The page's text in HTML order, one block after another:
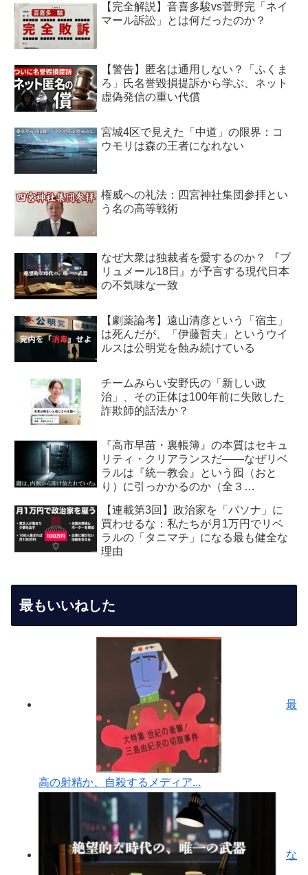
【完全解説】音喜多駿vs菅野完「ネイ
マール訴訟」とは何だったのか？
【警告】匿名は通用しない？「ふくま
ろ」氏名誉毀損提訴から学ぶ、ネット
虚偽発信の重い代償
宮城4区で見えた「中道」の限界：コ
ウモリは森の王者になれない
権威への礼法：四宮神社集団参拝とい
う名の高等戦術
なぜ大衆は独裁者を愛するのか？ 『ブ
リュメール18日』が予言する現代日本
の不気味な一致
【劇薬論考】遠山清彦という「宿主」
は死んだが、「伊藤哲夫」というウイ
ルスは公明党を蝕み続けている
チームみらい安野氏の「新しい政
治」、その正体は100年前に失敗した
詐欺師的話法か？
『高市早苗・裏帳簿』の本質はセキュ
リティ・クリアランスだ――なぜリベ
ラルは『統一教会』という囮（おと
り）に引っかかるのか（全３
ィア編：虚飾の愛国者
【連載第3回】政治家を「パソナ」に
買わせるな：私たちが月1万円でリベ
ラルの「タニマチ」になる最も健全な
理由
最もいいねした
最
高の射精か、自殺するメディア...
な